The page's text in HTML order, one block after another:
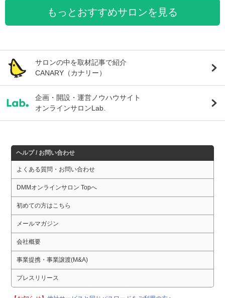
もっとおすすめサロンを見る
サロンの中を取材記事で紹介
CANARY（カナリー）
企画・開設・運営ノウハウサイト
オンラインサロンLab.
ヘルプ / お問い合わせ
よくある質問・お問い合わせ
DMMオンラインサロン Topへ
初めての方はこちら
メールマガジン
会社概要
事業提携・事業譲渡(M&A)
プレスリリース